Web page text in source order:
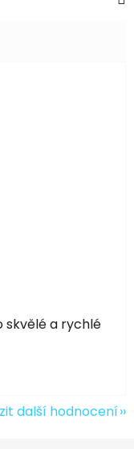
skvělé a rychlé
další hodnocení